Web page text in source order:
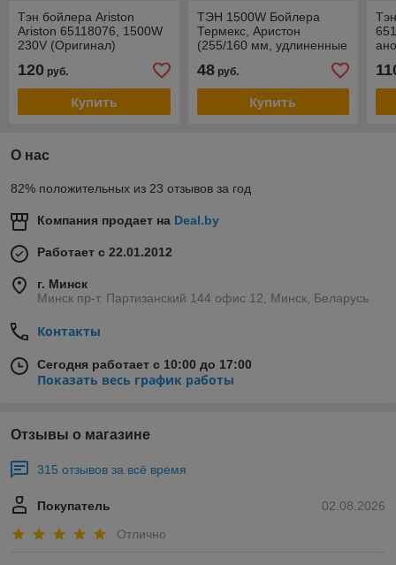
Тэн бойлера Ariston
Ariston 65118076, 1500W
230V (Оригинал)
120 руб.
Купить
ТЭН 1500W Бойлера
Термекс, Аристон
(255/160 мм, удлиненные
WTH011UN
48руб.
Купить
О нас
82% положительных из 23 отзывов за год
Компания продает на Deal.by
Работает с 22.01.2012
г. Минск
Минск пр-т. Партизанский 144 офис 12, Минск, Беларусь
Контакты
Сегодня работает с 10:00 до 17:00
Показать весь график работы
Отзывы о магазине
315 отзывов за всё время
02.08.2026
Покупатель
Отлично